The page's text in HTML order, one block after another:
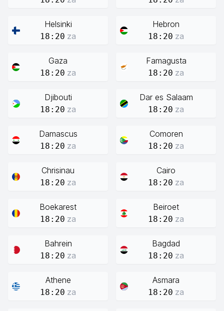
Helsinki
18:20 za
Hebron
18:20 za
Gaza
18:20 za
Famagusta
18:20 za
Djibouti
18:20 za
Dar es Salaam
18:20 za
Damascus
18:20 za
Comoren
18:20 za
Chrisinau
18:20 za
Cairo
18:20 za
Boekarest
18:20 za
Beiroet
18:20 za
Bahrein
18:20 za
Bagdad
18:20 za
Athene
18:20 za
Asmara
18:20 za